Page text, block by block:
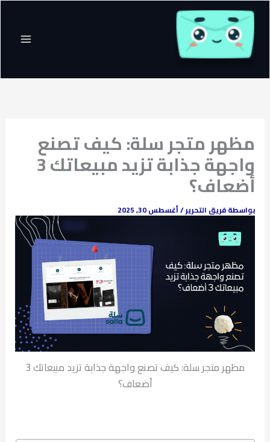
تخطي
المحتوى
مظهر متجر سلة: كيف تصنع
واجهة جذابة تزيد مبيعاتك 3
أضعاف؟
بواسطةفريق التحرير/أغسطس 30, 2025
مظهر متجر سلة: كيف تصنع واجهة جذابة تزيد مبيعاتك 3
أضعاف؟